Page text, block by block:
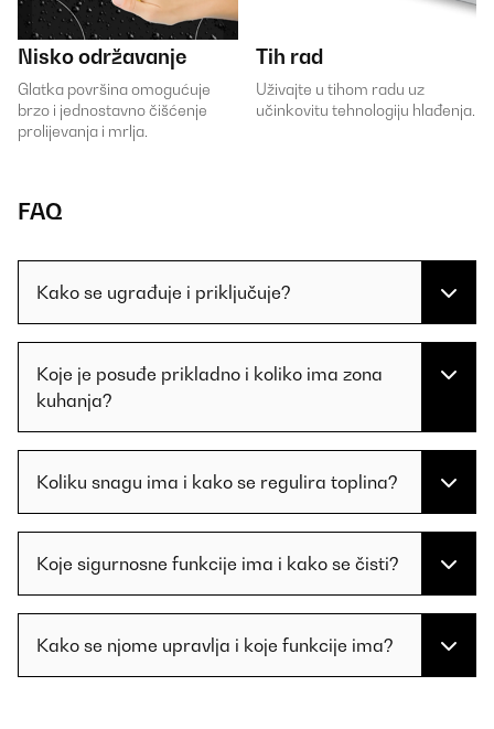
Nisko održavanje
Glatka površina omogućuje
brzo i jednostavno čišćenje
prolijevanja i mrlja.
Tih rad
Uživajte u tihom radu uz
učinkovitu tehnologiju hlađenja.
FAQ
Kako se ugrađuje i priključuje?
Koje je posuđe prikladno i koliko ima zona
kuhanja?
Koliku snagu ima i kako se regulira toplina?
Koje sigurnosne funkcije ima i kako se čisti?
Kako se njome upravlja i koje funkcije ima?